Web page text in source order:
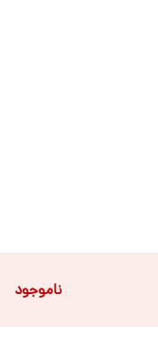
ناموجود